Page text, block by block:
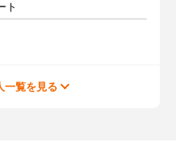
ト
一覧を見る